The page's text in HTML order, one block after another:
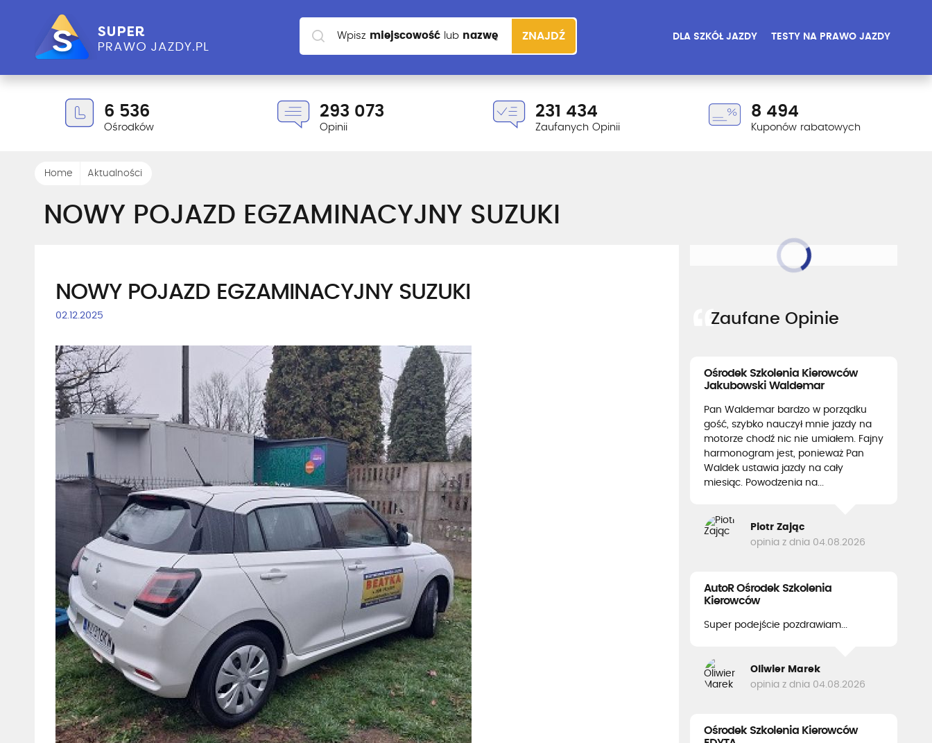
DLA SZKÓŁ JAZDY TESTY NA PRAWO JAZDY
Wpisz miejscowość lub nazwę
szkoły
ZNAJDŹ
6 536
Ośrodków
293 073
Opinii
231 434
Zaufanych Opinii
8 494
Kuponów rabatowych
Home Aktualności
NOWY POJAZD EGZAMINACYJNY SUZUKI
NOWY POJAZD EGZAMINACYJNY SUZUKI
02.12.2025 Zaufane Opinie
Ośrodek Szkolenia Kierowców
Jakubowski Waldemar
Pan Waldemar bardzo w porządku
gość, szybko nauczył mnie jazdy na
motorze chodź nic nie umiałem. Fajny
harmonogram jest, ponieważ Pan
Waldek ustawia jazdy na cały
miesiąc. Powodzenia na...
Piotr Zając
opinia z dnia 04.08.2026
AutoR Ośrodek Szkolenia
Kierowców
Super podejście pozdrawiam...
Oliwier Marek
opinia z dnia 04.08.2026
Ośrodek Szkolenia Kierowców